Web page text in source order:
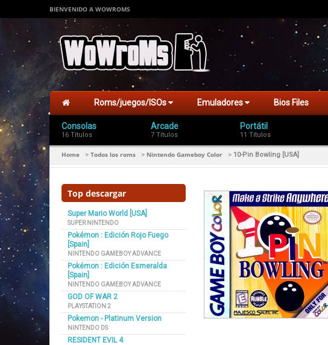
BIENVENIDO A WOWROMS
Roms/juegos/ISOs Emuladores Bios Files
Consolas
16 Títulos
Arcade
7 Títulos
Portátil
11 Títulos
Home > Todos los roms > Nintendo Gameboy Color > 10-Pin Bowling [USA]
Top descargar
Super Mario World [USA]
SUPER NINTENDO
Pokémon : Edición Rojo Fuego
[Spain]
NINTENDO GAMEBOY ADVANCE
Pokémon : Edición Esmeralda
[Spain]
NINTENDO GAMEBOY ADVANCE
GOD OF WAR 2
PLAYSTATION 2
Pokemon - Platinum Version
NINTENDO DS
RESIDENT EVIL 4